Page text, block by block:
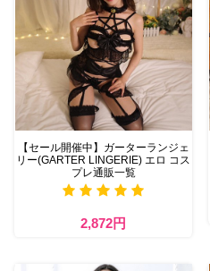
【セール開催中】ガーターランジェ
リー(GARTER LINGERIE) エロ コス
プレ通販一覧
2,872円